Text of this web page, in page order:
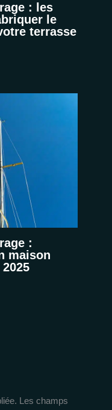
: les
le
terrasse
:
maison
Les champs